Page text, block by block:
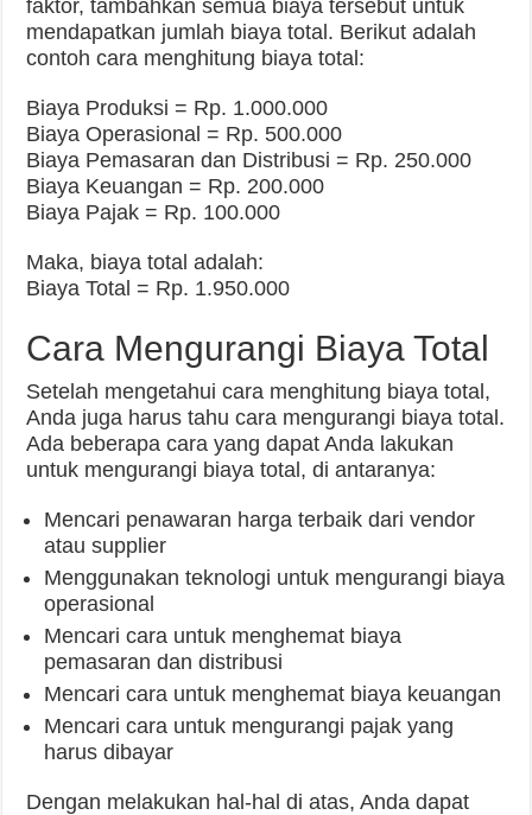
faktor, tambahkan semua biaya tersebut untuk
mendapatkan jumlah biaya total. Berikut adalah
contoh cara menghitung biaya total:
Biaya Produksi = Rp. 1.000.000
Biaya Operasional = Rp. 500.000
Biaya Pemasaran dan Distribusi = Rp. 250.000
Biaya Keuangan = Rp. 200.000
Biaya Pajak = Rp. 100.000
Maka, biaya total adalah:
Biaya Total = Rp. 1.950.000
Cara Mengurangi Biaya Total
Setelah mengetahui cara menghitung biaya total,
Anda juga harus tahu cara mengurangi biaya total.
Ada beberapa cara yang dapat Anda lakukan
untuk mengurangi biaya total, di antaranya:
Mencari penawaran harga terbaik dari vendor
atau supplier
Menggunakan teknologi untuk mengurangi biaya
operasional
Mencari cara untuk menghemat biaya
pemasaran dan distribusi
Mencari cara untuk menghemat biaya keuangan
Mencari cara untuk mengurangi pajak yang
harus dibayar
Dengan melakukan hal-hal di atas, Anda dapat